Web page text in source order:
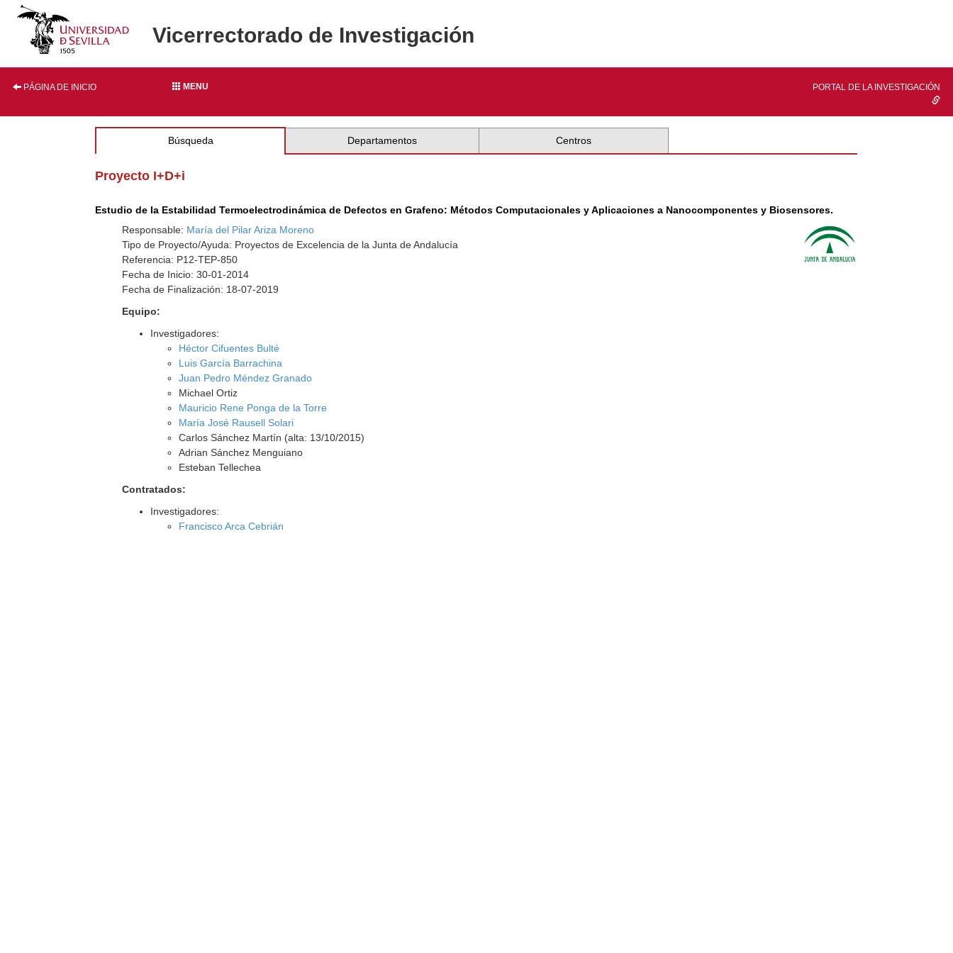
Vicerrectorado de Investigación
PÁGINA DE INICIO MENU PORTAL DE LA INVESTIGACIÓN
Búsqueda Departamentos Centros
Proyecto I+D+i
Estudio de la Estabilidad Termoelectrodinámica de Defectos en Grafeno: Métodos Computacionales y Aplicaciones a Nanocomponentes y Biosensores.
Responsable: María del Pilar Ariza Moreno
Tipo de Proyecto/Ayuda: Proyectos de Excelencia de la Junta de Andalucía
Referencia: P12-TEP-850
Fecha de Inicio: 30-01-2014
Fecha de Finalización: 18-07-2019
Equipo:
Investigadores:
Héctor Cifuentes Bulté
Luis García Barrachina
Juan Pedro Méndez Granado
Michael Ortiz
Mauricio Rene Ponga de la Torre
María José Rausell Solari
Carlos Sánchez Martín (alta: 13/10/2015)
Adrian Sánchez Menguiano
Esteban Tellechea
Contratados:
Investigadores:
Francisco Arca Cebrián